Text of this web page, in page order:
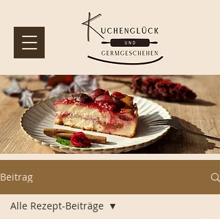
Beitrag
Alle Rezept-Beiträge